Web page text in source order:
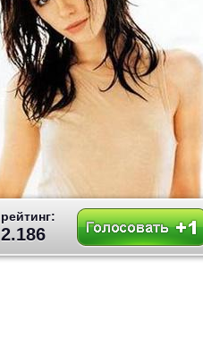
рейтинг:
2.186